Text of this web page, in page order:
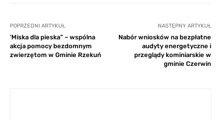
POPRZEDNI ARTYKUŁ
’Miska dla pieska” – wspólna
akcja pomocy bezdomnym
zwierzętom w Gminie Rzekuń
NASTĘPNY ARTYKUŁ
Nabór wniosków na bezpłatne
audyty energetyczne i
przeglądy kominiarskie w
gminie Czerwin